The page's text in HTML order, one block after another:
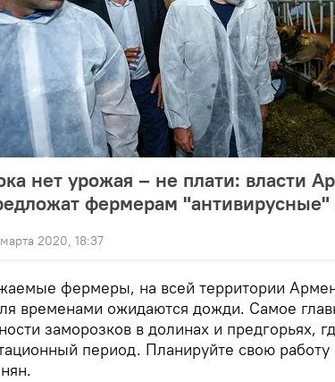
нет урожая – не плати: власти
фермерам "антивирусные"
2020, 18:37
фермеры, на всей территории
временами ожидаются дожди. Самое
заморозков в долинах и предгорьях,
период. Планируйте свою